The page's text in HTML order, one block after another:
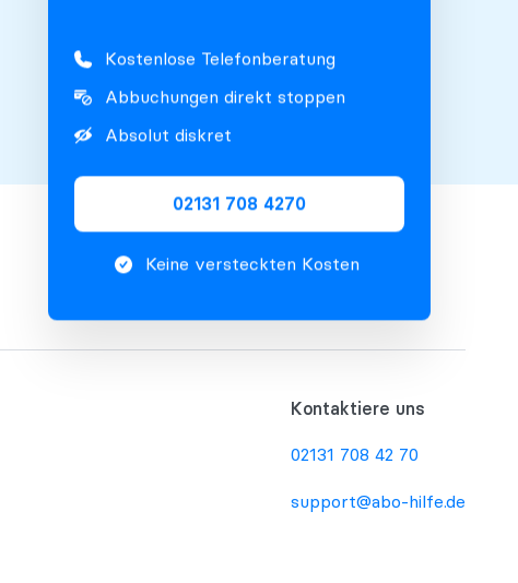
Kostenlose Telefonberatung
Abbuchungen direkt stoppen
Absolut diskret
02131 708 4270
Keine versteckten Kosten
Kontaktiere uns
02131 708 42 70
support@abo-hilfe.de